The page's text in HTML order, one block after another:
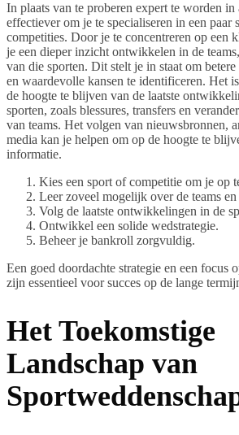
In plaats van te proberen expert te worden
effectiever om je te specialiseren in een paar
competities. Door je te concentreren op een
je een dieper inzicht ontwikkelen in de
van die sporten. Dit stelt je in staat om
en waardevolle kansen te identificeren. Het
de hoogte te blijven van de laatste
sporten, zoals blessures, transfers en
van teams. Het volgen van nieuwsbronnen,
media kan je helpen om op de hoogte te
informatie.
Kies een sport of competitie om je op
Leer zoveel mogelijk over de teams en
Volg de laatste ontwikkelingen in de
Ontwikkel een solide wedstrategie.
Beheer je bankroll zorgvuldig.
Een goed doordachte strategie en een focus
zijn essentieel voor succes op de lange
Het Toekomstige
Landschap van